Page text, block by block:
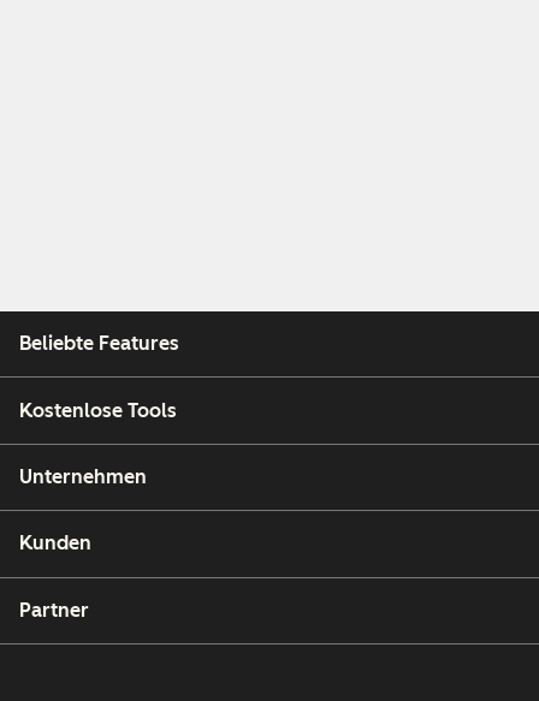
Beliebte Features
Kostenlose Tools
Unternehmen
Kunden
Partner